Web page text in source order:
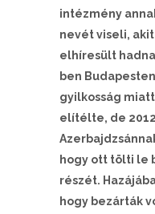
intézmény
nevét viseli,
elhíresült
ben
gyilkosság
elítélte, de
hogy ott tölti le
részét.
hogy bezárták